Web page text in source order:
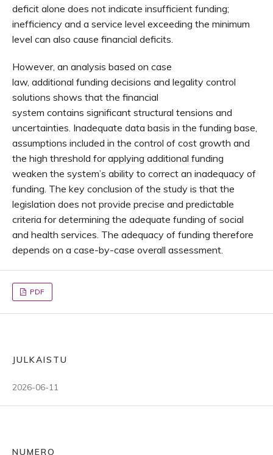
deficit alone does not indicate insufficient funding;
inefficiency and a service level exceeding the minimum
level can also cause financial deficits.
However, an analysis based on case
law, additional funding decisions and legality control
solutions shows that the financial
system contains significant structural tensions and
uncertainties. Inadequate data basis in the funding base,
assumptions included in the control of cost growth and
the high threshold for applying additional funding
weaken the system’s ability to correct an inadequacy of
funding. The key conclusion of the study is that the
legislation does not provide precise and predictable
criteria for determining the adequate funding of social
and health services. The adequacy of funding therefore
depends on a case-by-case overall assessment.
PDF
JULKAISTU
2026-06-11
NUMERO